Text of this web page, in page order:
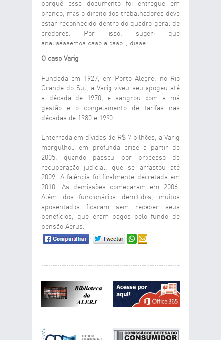
porquê esse documento foi entregue em
branco, mas o direito dos trabalhadores deve
estar reconhecido dentro do quadro geral de
credores. Por isso, sugeri que
analisássemos caso a caso”, disse
O caso Varig
Fundada em 1927, em Porto Alegre, no Rio
Grande do Sul, a Varig viveu seu apogeu até
a década de 1970, e sangrou com a má
gestão e o congelamento de tarifas nas
décadas de 1980 e 1990.
Enterrada em dívidas de R$ 7 bilhões, a Varig
mergulhou em profunda crise a partir de
2005, quando passou por processo de
recuperação judicial, que se arrastou até
2009. A falência foi finalmente decretada em
2010. As demissões começaram em 2006.
Além dos funcionários demitidos, muitos
aposentados ficaram sem receber seus
benefícios, que eram pagos pelo fundo de
pensão Aerus.